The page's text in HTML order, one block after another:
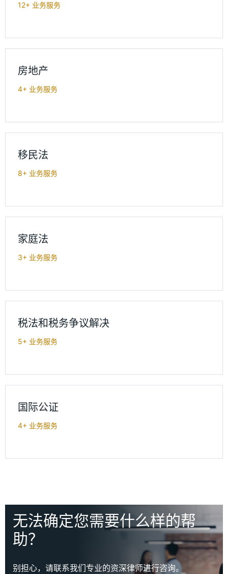
12+ 业务服务
房地产
4+ 业务服务
移民法
8+ 业务服务
家庭法
3+ 业务服务
税法和税务争议解决
5+ 业务服务
国际公证
4+ 业务服务
无法确定您需要什么样的帮
助？
别担心，请联系我们专业的资深律师进行咨询。